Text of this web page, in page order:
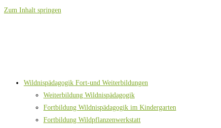
Zum Inhalt springen
Wildnispädagogik Fort-und Weiterbildungen
Weiterbildung Wildnispädagogik
Fortbildung Wildnispädagogik im Kindergarten
Fortbildung Wildpflanzenwerkstatt